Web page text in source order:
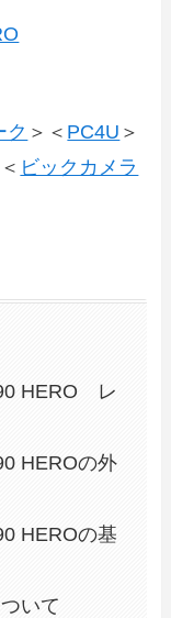
ク ＞＜ PC4U ＞
ビックカメラ
HERO レ
HEROの外
HEROの基
いて